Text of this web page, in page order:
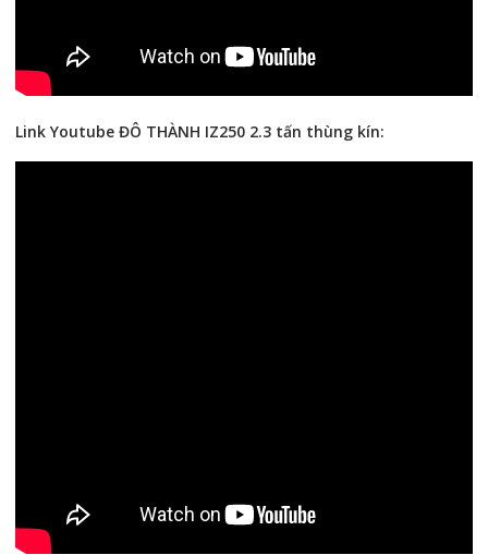
Link Youtube ĐÔ THÀNH IZ250 2.3 tấn thùng kín: